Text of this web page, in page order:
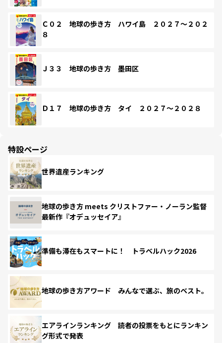
Ｃ０２ 地球の歩き方 ハワイ島 ２０２７～２０２
８
Ｊ３３ 地球の歩き方 墨田区
Ｄ１７ 地球の歩き方 タイ ２０２７～２０２８
特設ページ
世界遺産ランキング
地球の歩き方 meets クリストファー・ノーラン監督
最新作『オデュッセイア』
準備も滞在もスマートに！ トラベルハック2026
地球の歩き方アワード みんなで選ぶ、旅のベスト。
エアラインランキング 読者の投票をもとにランキン
グ形式で発表